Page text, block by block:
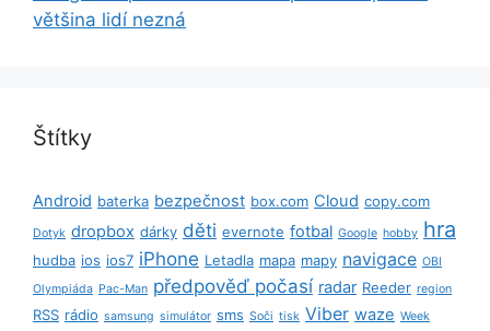
většina lidí nezná
Štítky
Android baterka bezpečnost box.com Cloud copy.com
Dotyk dropbox dárky děti evernote fotbal Google hobby hra
hudba ios ios7 iPhone Letadla mapa mapy navigace OBI
Olympiáda Pac-Man předpověď počasí radar Reeder region
RSS rádio samsung simulátor sms Soči tisk Viber waze Week